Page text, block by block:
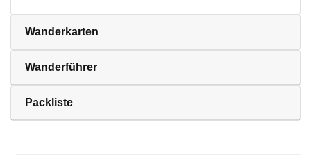
Wanderkarten
Wanderführer
Packliste